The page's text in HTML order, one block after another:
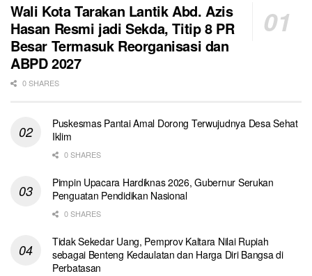
Wali Kota Tarakan Lantik Abd. Azis
Hasan Resmi jadi Sekda, Titip 8 PR
Besar Termasuk Reorganisasi dan
ABPD 2027
0 SHARES
Puskesmas Pantai Amal Dorong Terwujudnya Desa Sehat
Iklim
0 SHARES
Pimpin Upacara Hardiknas 2026, Gubernur Serukan
Penguatan Pendidikan Nasional
0 SHARES
Tidak Sekedar Uang, Pemprov Kaltara Nilai Rupiah
sebagai Benteng Kedaulatan dan Harga Diri Bangsa di
Perbatasan